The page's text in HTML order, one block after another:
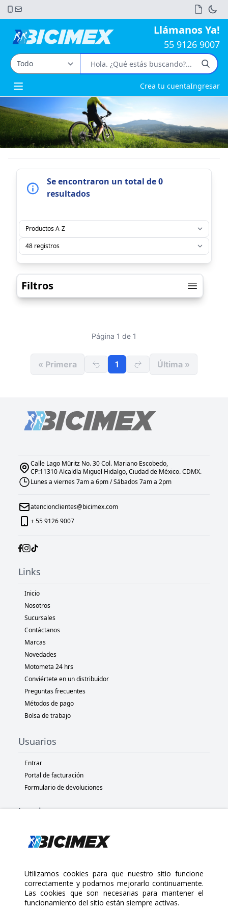
Llámanos Ya!
55 9126 9007
Open main menu Crea tu cuentaIngresar
Se encontraron un total de 0
resultados
Filtros
Página 1 de 1
« Primera 1 Última »
Calle Lago Müritz No. 30 Col. Mariano Escobedo,
CP:11310 Alcaldía Miguel Hidalgo, Ciudad de México. CDMX.
Lunes a viernes 7am a 6pm / Sábados 7am a 2pm
atencionclientes@bicimex.com
+ 55 9126 9007
Links
Inicio
Nosotros
Sucursales
Contáctanos
Marcas
Novedades
Motometa 24 hrs
Conviértete en un distribuidor
Preguntas frecuentes
Métodos de pago
Bolsa de trabajo
Usuarios
Entrar
Portal de facturación
Formulario de devoluciones
Legal
Políticas de privacidad
Políticas de devolución
Copyright 2025 Bicimex®. All rights reserved. Today is Sábado,
Agosto 8, 2026
Utilizamos cookies para que nuestro sitio funcione
correctamente y podamos mejorarlo continuamente.
Las cookies que son necesarias para mantener el
funcionamiento del sitio están siempre activas.